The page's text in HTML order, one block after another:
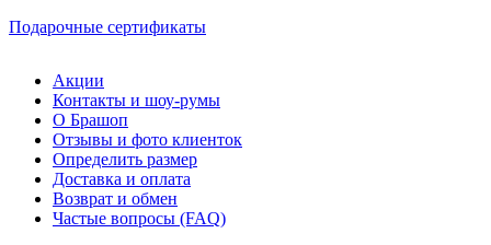
Подарочные сертификаты
Акции
Контакты и шоу-румы
О Брашоп
Отзывы и фото клиенток
Определить размер
Доставка и оплата
Возврат и обмен
Частые вопросы (FAQ)